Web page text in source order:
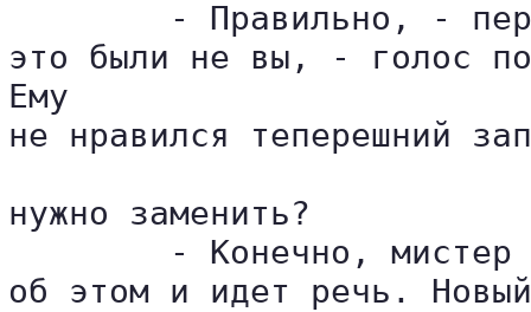
это были не вы, - голос
Ему
не нравился теперешний
нужно заменить?
об этом и идет речь.